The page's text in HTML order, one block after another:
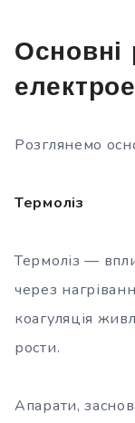
Основні
Розглянемо
Термоліз
Термоліз —
через
коагуляція
рости.
Апарати,